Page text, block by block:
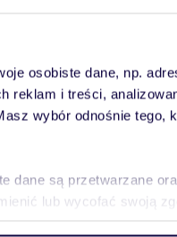
osobiste dane, np.
reklam i treści,
wybór odnośnie tego,
dane są przetwarzane
lub wycofać swoją
zarówno autobusem
przychodnia, banki,